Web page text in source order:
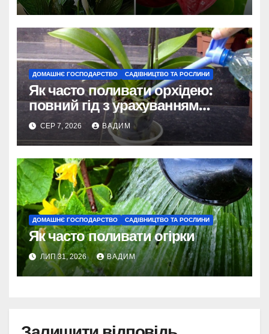
ДОМАШНЄ ГОСПОДАРСТВО САДІВНИЦТВО ТА РОСЛИНИ
Як часто поливати орхідею:
повний гід з урахуванням
сезону та виду
СЕР 7, 2026 ВАДИМ
ДОМАШНЄ ГОСПОДАРСТВО САДІВНИЦТВО ТА РОСЛИНИ
Як часто поливати огірки
ЛИП 31, 2026 ВАДИМ